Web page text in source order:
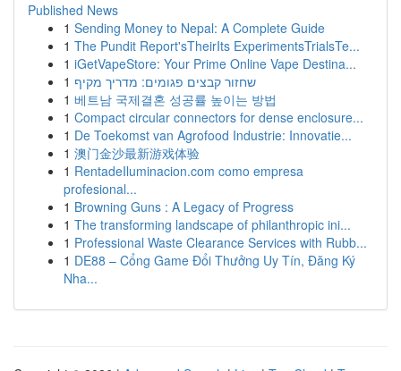
Published News
1 Sending Money to Nepal: A Complete Guide
1 The Pundit Report'sTheirIts ExperimentsTrialsTe...
1 iGetVapeStore: Your Prime Online Vape Destina...
1 שחזור קבצים פגומים: מדריך מקיף
1 베트남 국제결혼 성공률 높이는 방법
1 Compact circular connectors for dense enclosure...
1 De Toekomst van Agrofood Industrie: Innovatie...
1 澳门金沙最新游戏体验
1 RentadeIluminacion.com como empresa
profesional...
1 Browning Guns : A Legacy of Progress
1 The transforming landscape of philanthropic ini...
1 Professional Waste Clearance Services with Rubb...
1 DE88 – Cổng Game Đổi Thưởng Uy Tín, Đăng Ký
Nha...